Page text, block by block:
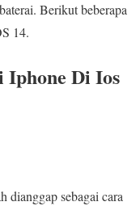
Berikut beberapa
14.
Iphone Di Ios
dianggap sebagai cara